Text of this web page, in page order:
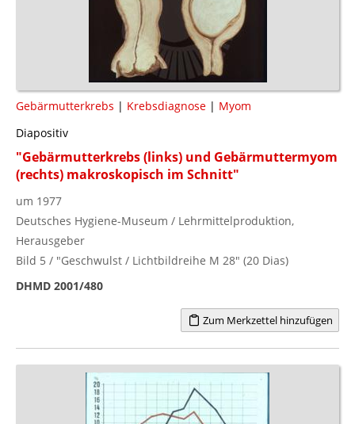
Gebärmutterkrebs | Krebsdiagnose | Myom
Diapositiv
"Gebärmutterkrebs (links) und Gebärmuttermyom
(rechts) makroskopisch im Schnitt"
um 1977
Deutsches Hygiene-Museum / Lehrmittelproduktion,
Herausgeber
Bild 5 / "Geschwulst / Lichtbildreihe M 28" (20 Dias)
DHMD 2001/480
Zum Merkzettel hinzufügen